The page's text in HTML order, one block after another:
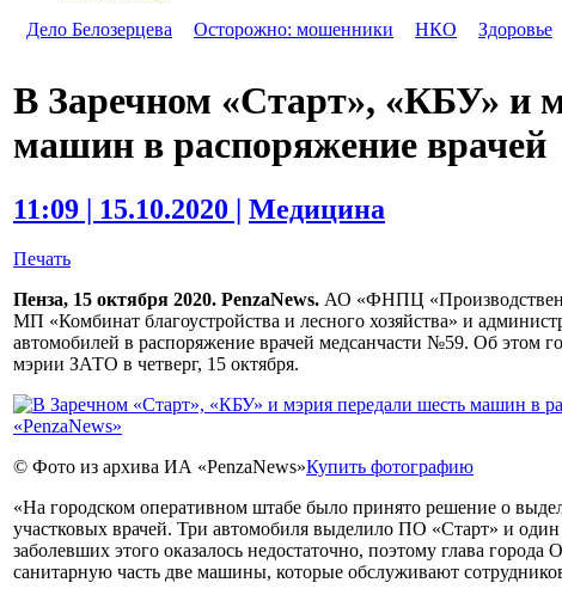
Дело Белозерцева
Осторожно: мошенники НКО Здоровье
В Заречном «Старт», «КБУ» и
машин в распоряжение врачей
11:09 | 15.10.2020 | Медицина
Печать
Пенза, 15 октября 2020. PenzaNews. АО «ФНПЦ
МП «Комбинат благоустройства и лесного хозяйства» и
автомобилей в распоряжение врачей медсанчасти №59. Об этом
мэрии ЗАТО в четверг, 15 октября.
© Фото из архива ИА «PenzaNews»Купить фотографию
«На городском оперативном штабе было принято решение о
участковых врачей. Три автомобиля выделило ПО «Старт» и
заболевших этого оказалось недостаточно, поэтому глава
санитарную часть две машины, которые обслуживают